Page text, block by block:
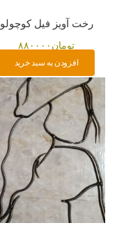
رخت آویز فیل کوچولو
تومان ۸۸۰۰۰۰
افزودن به سبد خرید